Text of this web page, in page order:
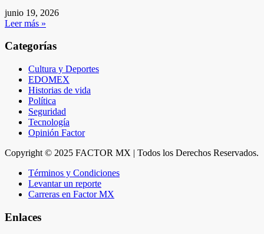
junio 19, 2026
Leer más »
Categorías
Cultura y Deportes
EDOMEX
Historias de vida
Política
Seguridad
Tecnología
Opinión Factor
Copyright © 2025 FACTOR MX | Todos los Derechos Reservados.
Términos y Condiciones
Levantar un reporte
Carreras en Factor MX
Enlaces